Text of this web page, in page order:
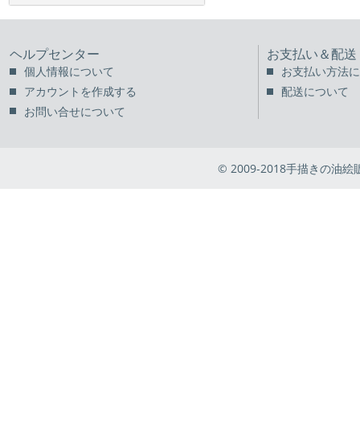
ヘルプセンター
個人情報について
アカウントを作成する
お問い合せについて
お支払い＆配送
お支払い方法
配送について
© 2009-2018手描きの油絵